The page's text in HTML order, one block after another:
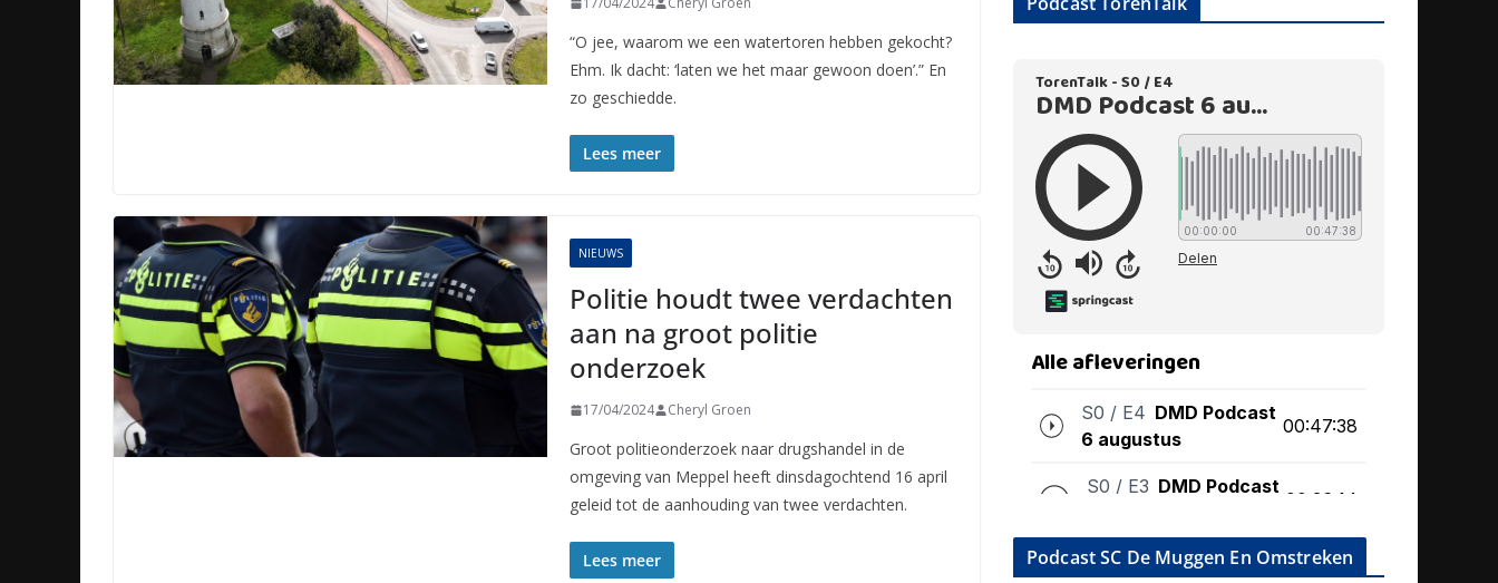
“O jee, waarom we een watertoren hebben gekocht?
Ehm. Ik dacht: ‘laten we het maar gewoon doen’.” En
zo geschiedde.
Lees meer
NIEUWS
Politie houdt twee verdachten
aan na groot politie
onderzoek
17/04/2024 Cheryl Groen
Groot politieonderzoek naar drugshandel in de
omgeving van Meppel heeft dinsdagochtend 16 april
geleid tot de aanhouding van twee verdachten.
Lees meer Podcast SC De Muggen En Omstreken